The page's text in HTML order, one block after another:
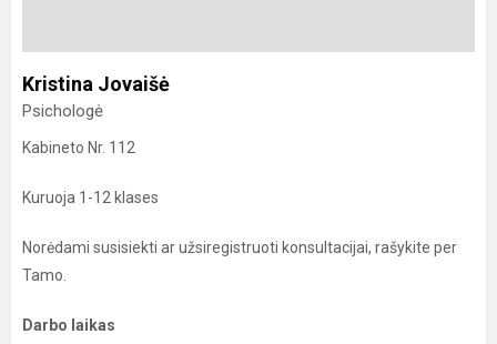
Kristina Jovaišė
Psichologė
Kabineto Nr. 112
Kuruoja 1-12 klases
Norėdami susisiekti ar užsiregistruoti konsultacijai, rašykite per
Tamo.
Darbo laikas